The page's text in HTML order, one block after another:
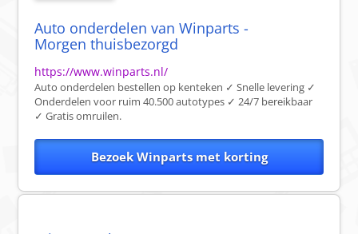
Auto onderdelen van Winparts -
Morgen thuisbezorgd
https://www.winparts.nl/
Auto onderdelen bestellen op kenteken ✓ Snelle levering ✓
Onderdelen voor ruim 40.500 autotypes ✓ 24/7 bereikbaar
✓ Gratis omruilen.
Bezoek Winparts met korting